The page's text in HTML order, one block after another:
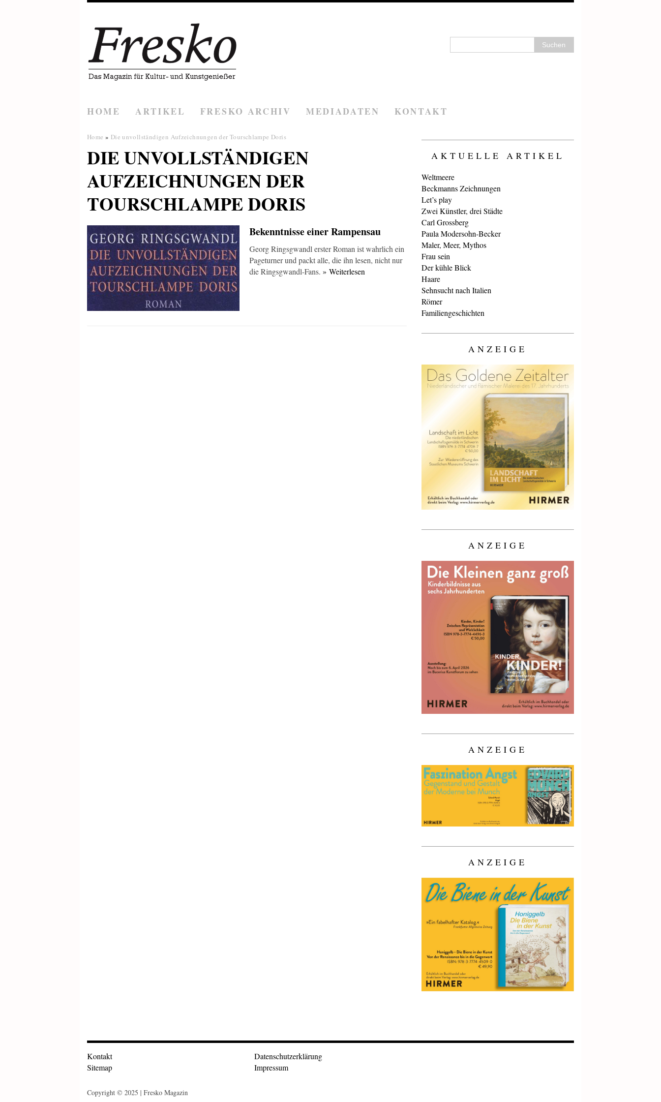
HOME ARTIKEL FRESKO ARCHIV MEDIADATEN KONTAKT
Home » Die unvollständigen Aufzeichnungen der Tourschlampe Doris
DIE UNVOLLSTÄNDIGEN
AUFZEICHNUNGEN DER
TOURSCHLAMPE DORIS
Bekenntnisse einer Rampensau
Georg Ringsgwandl erster Roman ist wahrlich ein
Pageturner und packt alle, die ihn lesen, nicht nur
die Ringsgwandl-Fans. » Weiterlesen
AKTUELLE ARTIKEL
Weltmeere
Beckmanns Zeichnungen
Let’s play
Zwei Künstler, drei Städte
Carl Grossberg
Paula Modersohn-Becker
Maler, Meer, Mythos
Frau sein
Der kühle Blick
Haare
Sehnsucht nach Italien
Römer
Familiengeschichten
ANZEIGE
ANZEIGE
ANZEIGE
ANZEIGE
Kontakt
Sitemap
Datenschutzerklärung
Impressum
Copyright © 2025 | Fresko Magazin